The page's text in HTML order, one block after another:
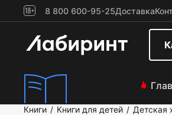
8 800 600-95-25Доставка
Книги / Книги для детей / Детская